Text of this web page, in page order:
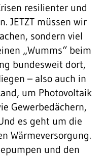
resilienter und
JETZT müssen wir
sondern viel
„Wumms“ beim
bundesweit dort,
– also auch in
um Photovoltaik
Gewerbedächern,
es geht um die
Wärmeversorgung.
und den